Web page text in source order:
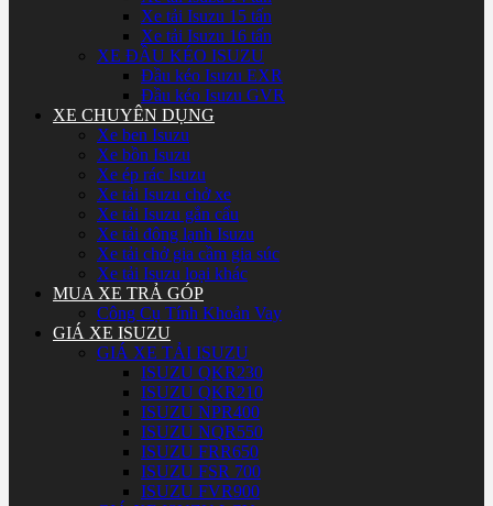
Xe tải Isuzu 15 tấn
Xe tải Isuzu 16 tấn
XE ĐẦU KÉO ISUZU
Đầu kéo Isuzu EXR
Đầu kéo Isuzu GVR
XE CHUYÊN DỤNG
Xe ben Isuzu
Xe bồn Isuzu
Xe ép rác Isuzu
Xe tải Isuzu chở xe
Xe tải Isuzu gắn cẩu
Xe tải đông lạnh Isuzu
Xe tải chở gia cầm gia súc
Xe tải Isuzu loại khác
MUA XE TRẢ GÓP
Công Cụ Tính Khoản Vay
GIÁ XE ISUZU
GIÁ XE TẢI ISUZU
ISUZU QKR230
ISUZU QKR210
ISUZU NPR400
ISUZU NQR550
ISUZU FRR650
ISUZU FSR 700
ISUZU FVR900